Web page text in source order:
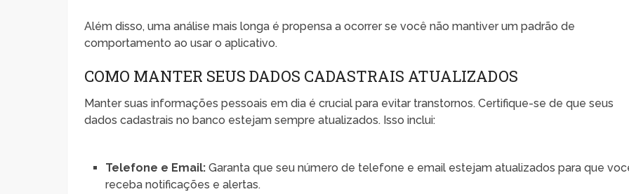
Além disso, uma análise mais longa é propensa a ocorrer se você não mantiver um padrão de
comportamento ao usar o aplicativo.
COMO MANTER SEUS DADOS CADASTRAIS ATUALIZADOS
Manter suas informações pessoais em dia é crucial para evitar transtornos. Certifique-se de que seus
dados cadastrais no banco estejam sempre atualizados. Isso inclui:
Telefone e Email: Garanta que seu número de telefone e email estejam atualizados para que
receba notificações e alertas.